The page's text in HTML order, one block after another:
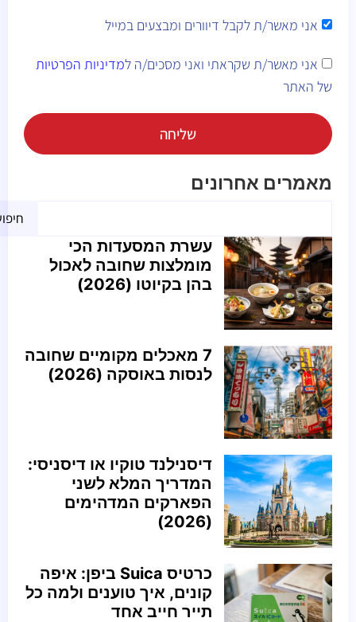
אני מאשר/ת לקבל דיוורים ומבצעים במייל
אני מאשר/ת שקראתי ואני מסכים/ה למדיניות הפרטיות
של האתר
שליחה
מאמרים אחרונים
עשרת המסעדות הכי
מומלצות שחובה לאכול
בהן בקיוטו (2026)
7 מאכלים מקומיים שחובה
לנסות באוסקה (2026)
דיסנילנד טוקיו או דיסניסי:
המדריך המלא לשני
הפארקים המדהימים
(2026)
כרטיס Suica ביפן: איפה
קונים, איך טוענים ולמה כל
תייר חייב אחד